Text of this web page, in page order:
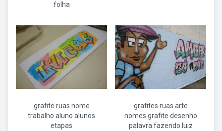
folha
grafite ruas nome
trabalho aluno alunos
etapas
grafites ruas arte
nomes grafite desenho
palavra fazendo luiz